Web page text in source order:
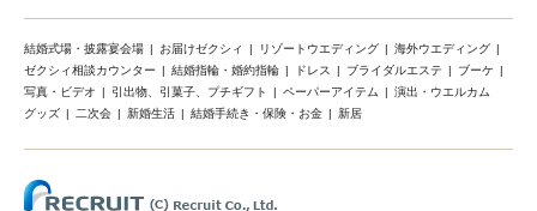
結婚式場・披露宴会場 お届けゼクシィ リゾートウエディング
海外ウエディング
ゼクシィ相談カウンター
結婚指輪・婚約指輪 ドレス ブライダルエステ
ブーケ
写真・ビデオ
引出物、引菓子、プチギフト ペーパーアイテム
演出・ウエルカム
グッズ
二次会 新婚生活 結婚手続き・保険・お金 新居